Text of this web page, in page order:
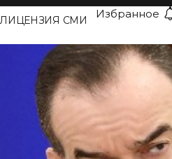
ЛИЦЕНЗИЯ СМИ Избранное